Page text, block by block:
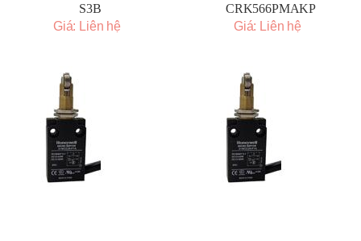
S3B
Giá: Liên hệ
CRK566PMAKP
Giá: Liên hệ